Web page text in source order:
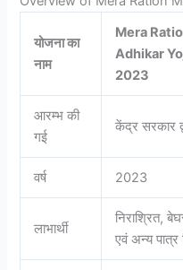
योजना का
नाम
Mera
Adhikar
2023
आरम्भ की
गई
केंद्र सरकार
वर्ष 2023
लाभार्थी
निराश्रित,
एवं अन्य पात्र